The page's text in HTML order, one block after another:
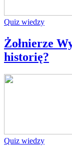
Quiz wiedzy
Żołnierze
historię?
Quiz wiedzy